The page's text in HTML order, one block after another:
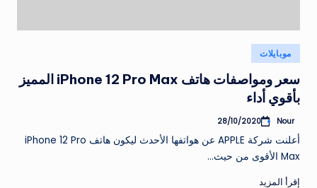
نُشر
في
موبايلات
سعر ومواصفات هاتف iPhone 12 Pro Max المميز
بأقوي أداء
تمّ
بواسطة
Nour
28/10/2020
أعلنت شركة APPLE عن هواتفها الأحدث ليكون هاتف iPhone 12 Pro
Max الأقوى من حيث…
إقرأ المزيد